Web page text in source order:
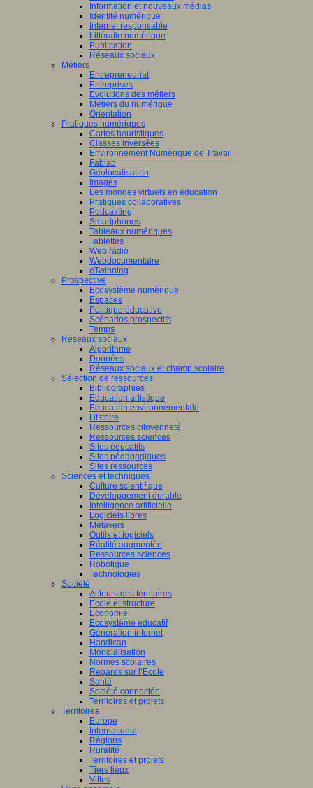
Information et nouveaux médias
Identité numérique
Internet responsable
Littératie numérique
Publication
Réseaux sociaux
Métiers
Entrepreneuriat
Entreprises
Evolutions des métiers
Métiers du numérique
Orientation
Pratiques numériques
Cartes heuristiques
Classes inversées
Environnement Numérique de Travail
Fablab
Géolocalisation
Images
Les mondes virtuels en éducation
Pratiques collaboratives
Podcasting
Smartphones
Tableaux numériques
Tablettes
Web radio
Webdocumentaire
eTwinning
Prospective
Ecosystème numérique
Espaces
Politique éducative
Scénarios prospectifs
Temps
Réseaux sociaux
Algorithme
Données
Réseaux sociaux et champ scolaire
Sélection de ressources
Bibliographies
Education artistique
Education environnementale
Histoire
Ressources citoyenneté
Ressources sciences
Sites éducatifs
Sites pédagogiques
Sites ressources
Sciences et techniques
Culture scientifique
Développement durable
Intelligence artificielle
Logiciels libres
Métavers
Outils et logiciels
Réalité augmentée
Ressources sciences
Robotique
Technologies
Société
Acteurs des territoires
Ecole et structure
Economie
Ecosystème éducatif
Génération internet
Handicap
Mondialisation
Normes scolaires
Regards sur l’Ecole
Santé
Société connectée
Territoires et projets
Territoires
Europe
International
Régions
Ruralité
Territoires et projets
Tiers lieux
Villes